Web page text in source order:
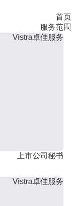
首页
服务范围
Vistra卓佳服务
上市公司秘书
Vistra卓佳服务